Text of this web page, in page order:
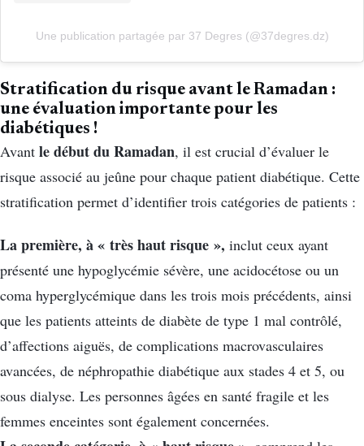
Une publication partagée par 37 Degres (@37degres.dz)
Stratification du risque avant le Ramadan :
une évaluation importante pour les
diabétiques !
Avant le début du Ramadan, il est crucial d’évaluer le
risque associé au jeûne pour chaque patient diabétique. Cette
stratification permet d’identifier trois catégories de patients :
La première, à « très haut risque », inclut ceux ayant
présenté une hypoglycémie sévère, une acidocétose ou un
coma hyperglycémique dans les trois mois précédents, ainsi
que les patients atteints de diabète de type 1 mal contrôlé,
d’affections aiguës, de complications macrovasculaires
avancées, de néphropathie diabétique aux stades 4 et 5, ou
sous dialyse. Les personnes âgées en santé fragile et les
femmes enceintes sont également concernées.